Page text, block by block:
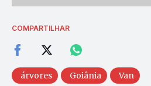
COMPARTILHAR
árvores Goiânia Van